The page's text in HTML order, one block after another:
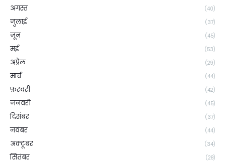
अगस्त (40)
जुलाई (37)
जून (45)
मई (53)
अप्रैल (29)
मार्च (44)
फ़रवरी (42)
जनवरी (45)
दिसंबर (37)
नवंबर (44)
अक्टूबर (34)
सितंबर (28)